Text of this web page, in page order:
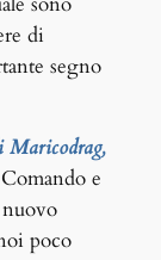
di
segno
Maricodrag,
e
nuovo
poco